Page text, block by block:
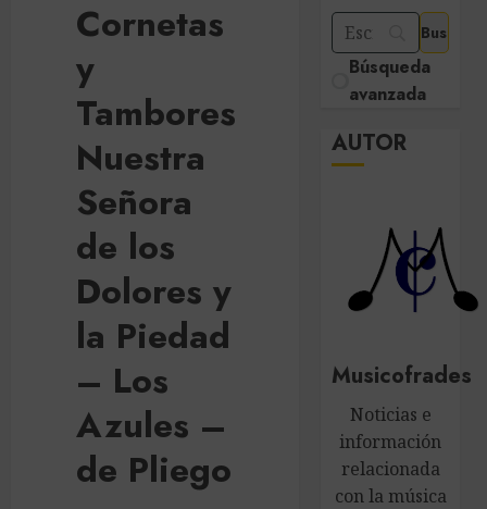
Cornetas
y
Tambores
Nuestra
Señora
de los
Dolores y
la Piedad
– Los
Azules –
de Pliego
Búsqueda
avanzada
AUTOR
Musicofrades
Noticias e
información
relacionada
con la música